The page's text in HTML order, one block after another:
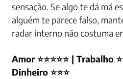
sensação. Se algo te dá má
alguém te parece falso,
radar interno não costuma
Amor ⭐⭐⭐⭐⭐ | Trabalho
Dinheiro ⭐⭐⭐